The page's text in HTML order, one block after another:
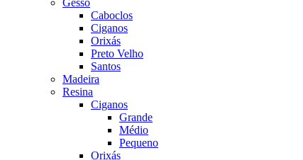
Gesso
Caboclos
Ciganos
Orixás
Preto Velho
Santos
Madeira
Resina
Ciganos
Grande
Médio
Pequeno
Orixás